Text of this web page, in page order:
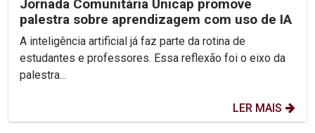
Jornada Comunitária Unicap promove
palestra sobre aprendizagem com uso de IA
A inteligência artificial já faz parte da rotina de
estudantes e professores. Essa reflexão foi o eixo da
palestra...
LER MAIS